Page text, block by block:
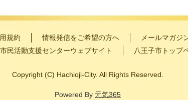
規約 情報発信をご希望の方へ メールマガジ
民活動支援センターウェブサイト
八王子市トップ
Copyright (C) Hachioji-City. All Rights Reserved.
Powered By 元気365